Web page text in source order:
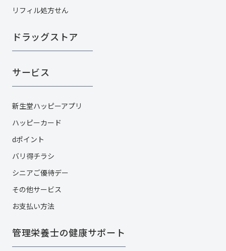
リフィル処方せん
ドラッグストア
サービス
新生堂ハッピーアプリ
ハッピーカード​
dポイント
バリ得チラシ
シニアご優待デー
その他サービス​
お支払い方法
管理栄養士の健康サポート